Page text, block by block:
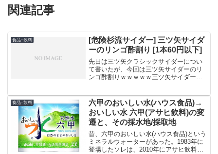
関連記事
食品･飲料
[危険杉流サイダー] 三ツ矢サイダ
ーのリンゴ酢割り [1本60円以下]
先日は三ツ矢クラシックサイダーについ
て書いたが、今回は三ツ矢サイダーのリ
ンゴ酢割りｗｗｗｗｗ三ツ矢サイダーの
てよ...三ツ矢クラシックサイダーが
500ml×24本入で約...
食品･飲料
六甲のおいしい水(ハウス食品)→
おいしい水 六甲(アサヒ飲料)の変
遷と、その採水地/採取地
昔、六甲のおいしい水(ハウス食品)という
ミネラルウォーターがあった。1983年に
登場したソレは、2010年にアサヒ飲料に